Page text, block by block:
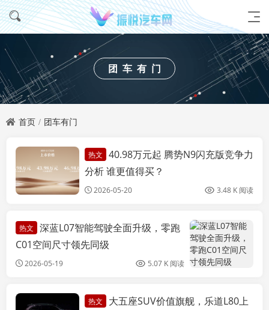
团车有门
首页 团车有门
团车有门
热文
40.98万元起 腾势N9闪充版竞争力
分析 谁更值得买？
2026-05-20 3.48 K 阅读
热文
深蓝L07智能驾驶全面升级，零跑
C01空间尺寸领先同级
2026-05-19 5.07 K 阅读
团车有门
热文
大五座SUV价值旗舰，乐道L80上